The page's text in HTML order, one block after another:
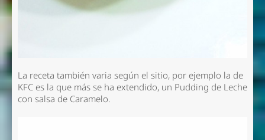
La receta también varia según el sitio, por ejemplo la de
KFC es la que más se ha extendido, un Pudding de Leche
con salsa de Caramelo.